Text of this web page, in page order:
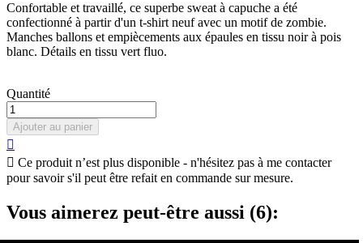
Confortable et travaillé, ce superbe sweat à capuche a été
confectionné à partir d'un t-shirt neuf avec un motif de zombie.
Manches ballons et empiècements aux épaules en tissu noir à pois
blanc. Détails en tissu vert fluo.
Quantité
Ajouter au panier

 Ce produit n’est plus disponible - n'hésitez pas à me contacter
pour savoir s'il peut être refait en commande sur mesure.
Vous aimerez peut-être aussi (6):